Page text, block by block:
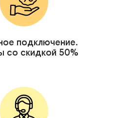
подключение.
со скидкой 50%